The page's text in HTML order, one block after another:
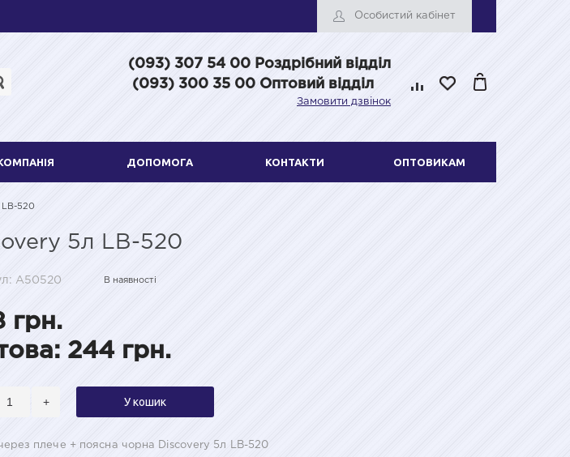
Особистий кабінет
(093) 307 54 00 Роздрібний відділ
(093) 300 35 00 Оптовий відділ
Замовити дзвінок
ДОПОМОГА КОНТАКТИ ОПТОВИКАМ
LB-520
5л LB-520
A50520 В наявності
грн.
244 грн.
+ У кошик
плече + поясна чорна Discovery 5л LB-520